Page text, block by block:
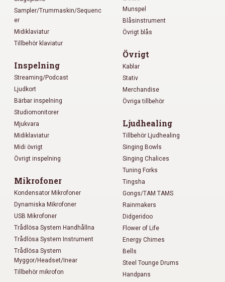
Sampler/Trummaskin/Sequenc
er
Midiklaviatur
Tillbehör klaviatur
Inspelning
Streaming/Podcast
Ljudkort
Bärbar inspelning
Studiomonitorer
Mjukvara
Midiklaviatur
Midi övrigt
Övrigt inspelning
Mikrofoner
Kondensator Mikrofoner
Dynamiska Mikrofoner
USB Mikrofoner
Trådlösa System Handhållna
Trådlösa System Instrument
Trådlösa System
Myggor/Headset/Inear
Tillbehör mikrofon
Munspel
Blåsinstrument
Övrigt blås
Övrigt
Kablar
Stativ
Merchandise
Övriga tillbehör
Ljudhealing
Tillbehör Ljudhealing
Singing Bowls
Singing Chalices
Tuning Forks
Tingsha
Gongs/TAM TAMS
Rainmakers
Didgeridoo
Flower of Life
Energy Chimes
Bells
Steel Tounge Drums
Handpans